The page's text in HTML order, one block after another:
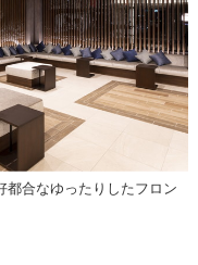
都合なゆったりしたフロン